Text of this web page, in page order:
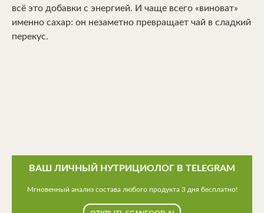
всё это добавки с энергией. И чаще всего «виноват»
именно сахар: он незаметно превращает чай в сладкий
перекус.
ВАШ ЛИЧНЫЙ НУТРИЦИОЛОГ В TELEGRAM
Мгновенный анализ состава любого продукта 3 дня бесплатно!